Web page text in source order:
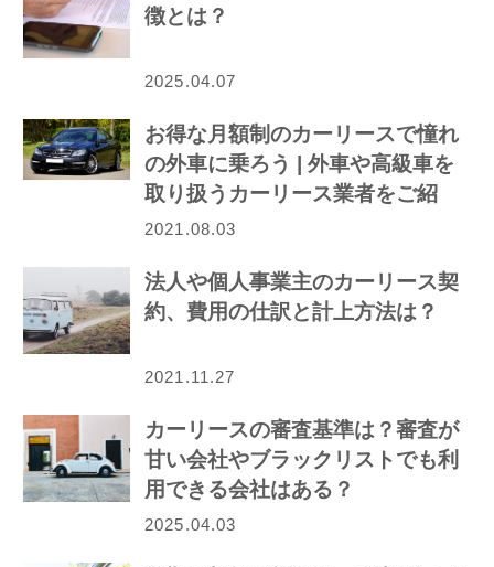
徴とは？
2025.04.07
お得な月額制のカーリースで憧れ
の外車に乗ろう | 外車や高級車を
取り扱うカーリース業者をご紹
介！
2021.08.03
法人や個人事業主のカーリース契
約、費用の仕訳と計上方法は？
2021.11.27
カーリースの審査基準は？審査が
甘い会社やブラックリストでも利
用できる会社はある？
2025.04.03